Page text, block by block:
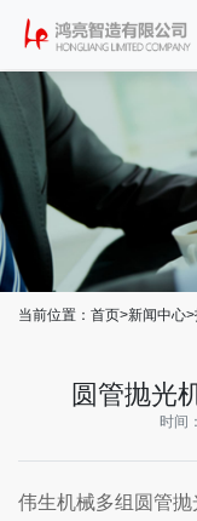
当前位置： 首页>新闻中心>
圆管抛光
时间
伟生机械多组圆管